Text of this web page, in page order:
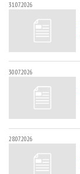
31.07.2026
30.07.2026
28.07.2026